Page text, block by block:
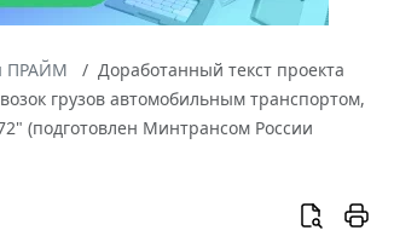
ПРАЙМ
Доработанный текст проекта
грузов автомобильным транспортом,
(подготовлен Минтрансом России